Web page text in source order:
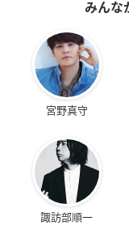
みんな
宮野真守
諏訪部順一